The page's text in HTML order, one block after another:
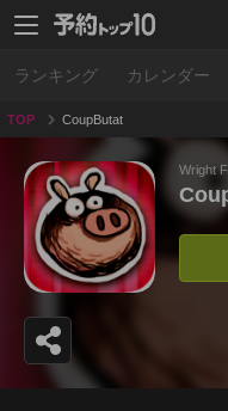
ランキング カレンダー
TOP CoupButat
Wright